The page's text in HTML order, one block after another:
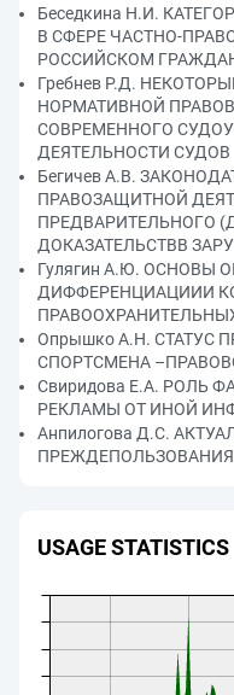
Беседкина Н.И.
В СФЕРЕ ЧАСТНО-
РОССИЙСКОМ
Гребнев Р.Д.
НОРМАТИВНОЙ
СОВРЕМЕННОГО
ДЕЯТЕЛЬНОСТИ СУДОВ
Бегичев А.В.
ПРАВОЗАЩИТНОЙ
ПРЕДВАРИТЕЛЬНОГО
ДОКАЗАТЕЛЬСТВВ
Гулягин А.Ю. ОСНОВЫ
ДИФФЕРЕНЦИАЦИИИ
Опрышко А.Н. СТАТУС
СПОРТСМЕНА
Свиридова Е.А. РОЛЬ
РЕКЛАМЫ ОТ ИНОЙ
Анпилогова Д.С.
ПРЕЖДЕПОЛЬЗОВАНИЯ
USAGE STATISTICS